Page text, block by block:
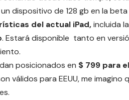
dispositivo de 128 gb en la beta
del actual iPad,incluida
. Estará disponible tanto en
posicionados en $ 799 para
válidos para EEUU, me imagino